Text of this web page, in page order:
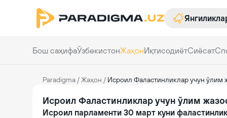
Бош саҳифаЎзбекистонЖаҳонИқтисодиётСиёсат
Paradigma /Жаҳон / Исроил Фаластинликлар учун ўлим
Исроил Фаластинликлар учун ўлим
Исроил парламенти 30 март куни